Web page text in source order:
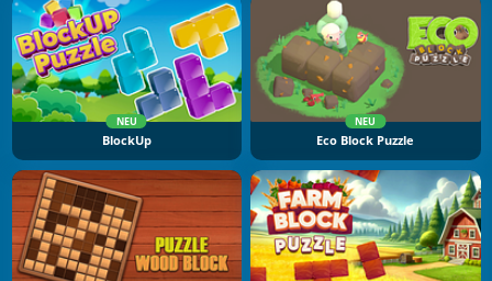
NEU
BlockUp
NEU
Eco Block Puzzle